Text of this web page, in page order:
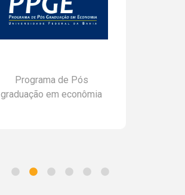
Programa de Pós
graduação em econômia